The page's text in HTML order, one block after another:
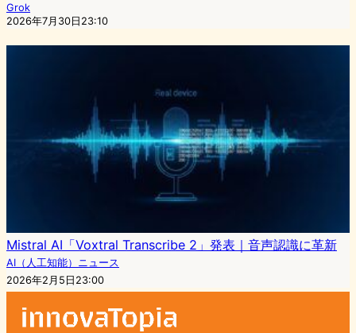
Grok
2026年7月30日23:10
Mistral AI「Voxtral Transcribe 2」発表｜音声認識に革新
AI（人工知能）ニュース
2026年2月5日23:00